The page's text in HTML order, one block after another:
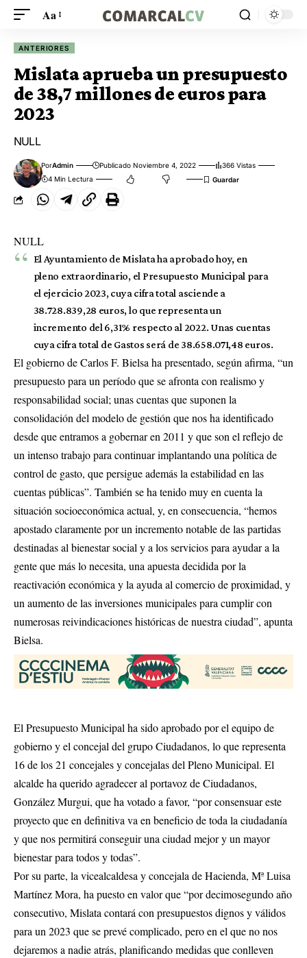
Aa
ANTERIORES
Mislata aprueba un presupuesto
de 38,7 millones de euros para
2023
NULL
PorAdmin Publicado Noviembre 4, 2022
366 Vistas
4 Min Lectura
NULL
El Ayuntamiento de Mislata ha aprobado hoy, en
pleno extraordinario, el Presupuesto Municipal para
el ejercicio 2023, cuya cifra total asciende a
38.728.839,28 euros, lo que representa un
incremento del 6,31% respecto al 2022. Unas cuentas
cuya cifra total de Gastos será de 38.658.071,48 euros.
El gobierno de Carlos F. Bielsa ha presentado, según afirma, “un
presupuesto para un período que se afronta con realismo y
responsabilidad social; unas cuentas que suponen la
consolidación del modelo de gestión que nos ha identificado
desde que entramos a gobernar en 2011 y que son el reflejo de
un intenso trabajo para continuar implantando una política de
control de gasto, que persigue además la estabilidad en las
cuentas públicas”. También se ha tenido muy en cuenta la
situación socioeconómica actual, y, en consecuencia, “hemos
apostado claramente por un incremento notable de las partidas
destinadas al bienestar social y a los servicios para ayudar a la
gente que más lo necesita, una apuesta decidida por la
reactivación económica y la ayuda al comercio de proximidad, y
un aumento de las inversiones municipales para cumplir con
numerosas reivindicaciones históricas de nuestra ciudad”, apunta
Bielsa.
El Presupuesto Municipal ha sido aprobado por el equipo de
gobierno y el concejal del grupo Ciudadanos, lo que representa
16 de los 21 concejales y concejalas del Pleno Municipal. El
alcalde ha querido agradecer al portavoz de Ciudadanos,
González Murgui, que ha votado a favor, “por consensuar este
proyecto que en definitiva va en beneficio de toda la ciudadanía
y que nos permitirá conseguir una ciudad mejor y un mayor
bienestar para todos y todas”.
Por su parte, la vicealcaldesa y concejala de Hacienda, Mª Luisa
Martínez Mora, ha puesto en valor que “por decimosegundo año
consecutivo, Mislata contará con presupuestos dignos y válidos
para un 2023 que se prevé complicado, pero en el que no nos
dejaremos a nadie atrás, planificando medidas que conlleven